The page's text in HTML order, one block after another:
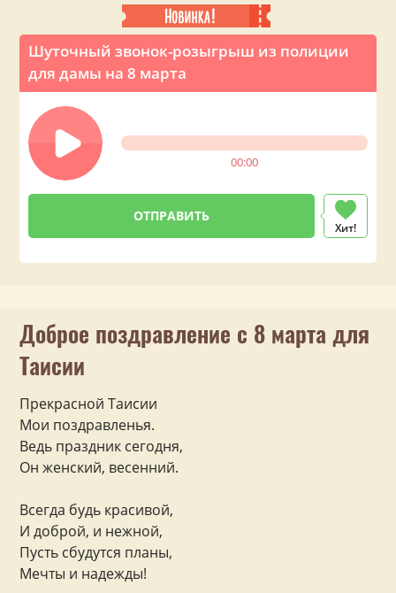
Шуточный звонок-розыгрыш из полиции
для дамы на 8 марта
00:00
Хит!
Доброе поздравление с 8 марта для
Таисии
Прекрасной Таисии
Мои поздравленья.
Ведь праздник сегодня,
Он женский, весенний.
Всегда будь красивой,
И доброй, и нежной,
Пусть сбудутся планы,
Мечты и надежды!